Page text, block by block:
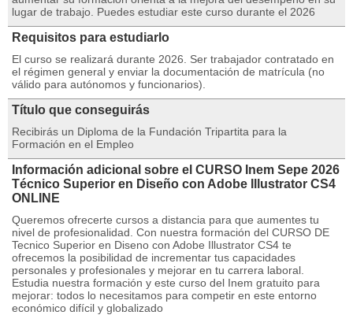
lugar de trabajo. Puedes estudiar este curso durante el 2026
Requisitos para estudiarlo
El curso se realizará durante 2026. Ser trabajador contratado en
el régimen general y enviar la documentación de matrícula (no
válido para autónomos y funcionarios).
Título que conseguirás
Recibirás un Diploma de la Fundación Tripartita para la
Formación en el Empleo
Información adicional sobre el CURSO Inem Sepe 2026
Técnico Superior en Diseño con Adobe Illustrator CS4
ONLINE
Queremos ofrecerte cursos a distancia para que aumentes tu
nivel de profesionalidad. Con nuestra formación del CURSO DE
Tecnico Superior en Diseno con Adobe Illustrator CS4 te
ofrecemos la posibilidad de incrementar tus capacidades
personales y profesionales y mejorar en tu carrera laboral.
Estudia nuestra formación y este curso del Inem gratuito para
mejorar: todos lo necesitamos para competir en este entorno
económico difícil y globalizado